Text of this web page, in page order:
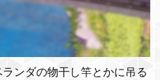
ンダの物干し竿とかに吊る